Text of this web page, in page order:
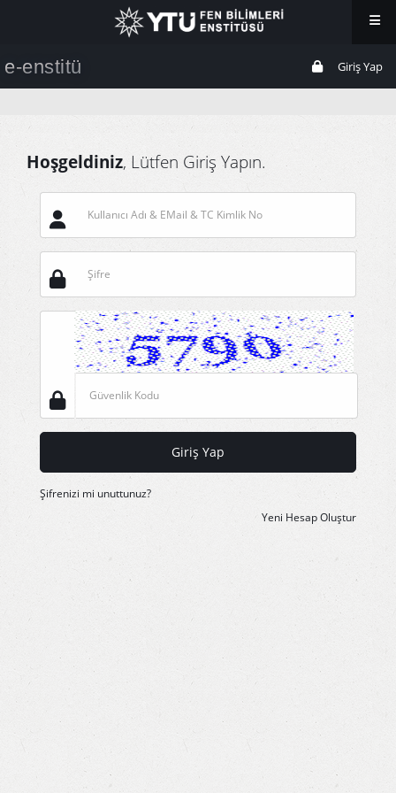
Ana Sayfa
Duyurular
Sıkça Sorulan Sorular
e-enstitü Giriş Yap
Hoşgeldiniz, Lütfen Giriş Yapın.
Giriş Yap
Şifrenizi mi unuttunuz?
Yeni Hesap Oluştur